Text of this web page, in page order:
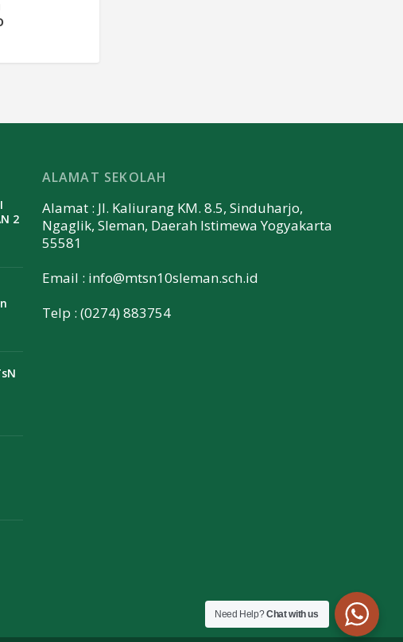
2
ALAMAT SEKOLAH
Alamat : Jl. Kaliurang KM. 8.5, Sinduharjo,
Ngaglik, Sleman, Daerah Istimewa Yogyakarta
55581
Email : info@mtsn10sleman.sch.id
Telp : (0274) 883754
Need Help?Chat with us